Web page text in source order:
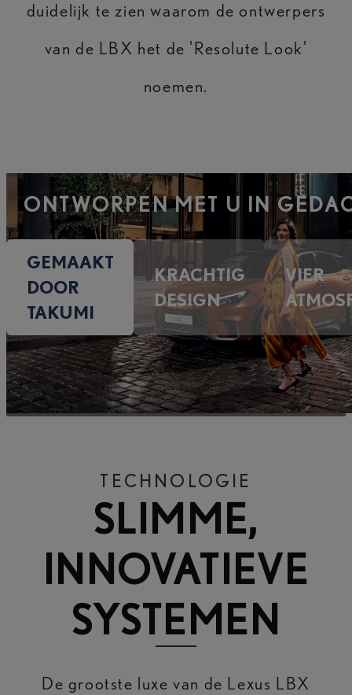
duidelijk te zien waarom de ontwerpers
van de LBX het de 'Resolute Look'
noemen.
ONTWORPEN MET U IN
GEMAAKT
DOOR
TAKUMI
KRACHTIG
DESIGN
VIER
TECHNOLOGIE
SLIMME,
INNOVATIEVE
SYSTEMEN
De grootste luxe van de Lexus LBX